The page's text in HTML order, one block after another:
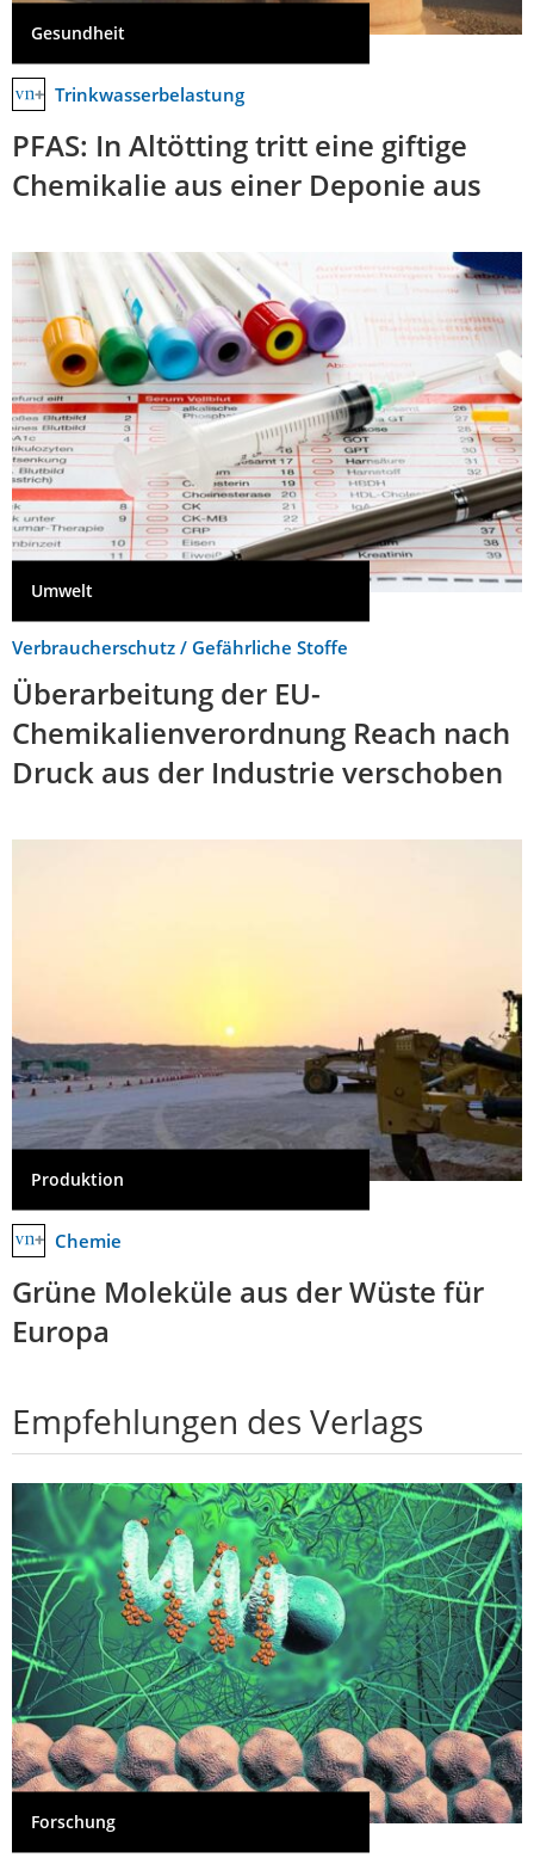
Gesundheit
Trinkwasserbelastung
PFAS: In Altötting tritt eine giftige
Chemikalie aus einer Deponie aus
Umwelt
Verbraucherschutz / Gefährliche Stoffe
Überarbeitung der EU-
Chemikalienverordnung Reach nach
Druck aus der Industrie verschoben
Produktion
Chemie
Grüne Moleküle aus der Wüste für
Europa
Empfehlungen des Verlags
Forschung